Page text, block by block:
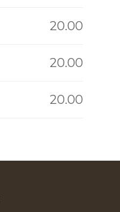
20.00
20.00
20.00